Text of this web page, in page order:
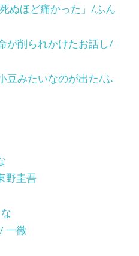
ぬほど痛かった」/ふん
が削られかけたお話し/
豆みたいなのが出た/ふ
野圭吾
一徹